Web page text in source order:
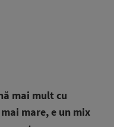
mai mult cu
mare, e un mix